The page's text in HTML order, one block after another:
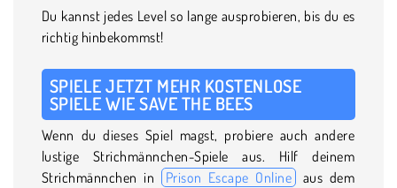
Du kannst jedes Level so lange ausprobieren, bis du es
richtig hinbekommst!
SPIELE JETZT MEHR KOSTENLOSE
SPIELE WIE SAVE THE BEES
Wenn du dieses Spiel magst, probiere auch andere
lustige Strichmännchen-Spiele aus. Hilf deinem
Strichmännchen in
Prison Escape Online
aus dem